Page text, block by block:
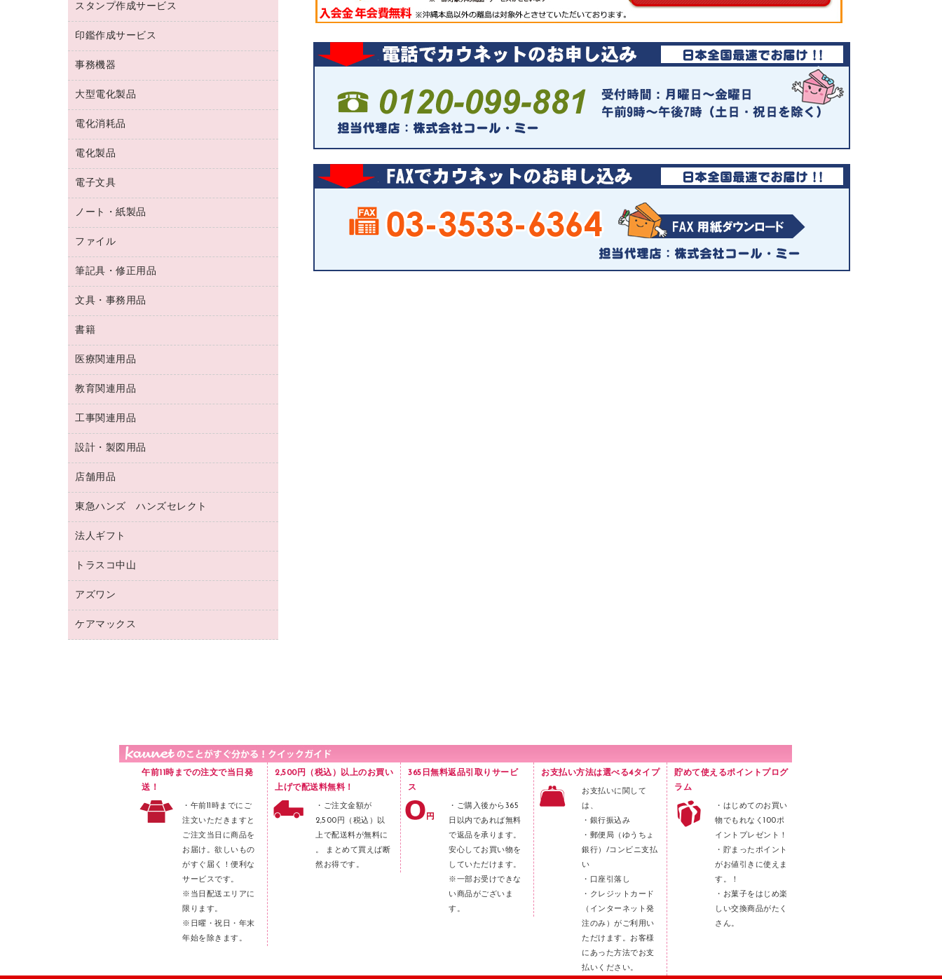
梱包用品
梱包用テープ
園芸用品
ペット用品
ソフトドリンク
コーヒーメーカー・備品
インスタントコーヒー
掃除用洗剤
洗濯用品
消臭・芳香剤
殺虫剤
飲食用消耗品
ハンドソープ・石鹸
トイレ用品
トイレ用洗剤
ティッシュペーパー
ダストボックス
タオル・アメニティ用品
スリッパ・サンダル・シューズ
スポーツ・レジャー用品
ゴミ袋
キッチン用品
食品添加物製品
ゴム印作成サービス
ゴム印（一行印）作成サービス
ゴム印（フリーサイズ印）作成サービス
スタンプ作成サービス
シヤチハタスタンプ作成サービス
カウネットスタンプ作成サービス
印鑑作成サービス
印鑑作成サービス
事務機器
大型シュレッダー（共配）
レーザーポインター
ラミネートフィルム
ラミネータ
タイムレコーダー
シュレッダ
ＯＨＰ用品
大型電化製品
冷蔵庫・キッチン・調理家電
テレビ・ＡＶ機器
電化消耗品
電球・蛍光灯
乾電池・充電池
フィルム・カメラ用品
デスクライト
アルバム
電化製品
掃除機・クリーナー
空調・季節家電
その他電化製品
キッチン・調理家電
ＯＡタップ／延長コード
電子文具
電卓
ラベルテープ
その他電子文具
ノート・紙製品
封筒
伝票
典礼用品
帳簿
額縁
各種用紙
ルーズリーフ
ファイル
名刺整理用品
板目表紙・綴込表紙
背幅が伸びるファイル
統一伝票用ファイル
収納保存用品
レターファイル
リングファイル
プレゼン用ファイル
ファイルボックス
パイプ式ファイル
その他ファイル
クリヤーホルダー
クリヤーブック（差替式）
クリヤーブック（固定式）
２穴リフィル・２穴インデックス
筆記具・修正用品
万年筆
消しゴム
修正液・修正ペン
修正テープ
鉛筆
マーキングペン（油性）
マーキングペン（水性）
ボールペン（油性）
ボールペン（ゲルインク）
シャープペンシル用替芯
文具・事務用品
輪ゴム
両面テープ
名札
保管・整理用品
壁面／足元収納
備品／小物ケース
透明テープ 事務用
電話台
針なしステープラー
紙めくり
裁断機
レターケース
ラベル類
メンディングテープ
メッシュケース／ペンケース
ブックエンド／ブックスタンド
書籍
パソコンソフト
医療関連用品
保健用品
使い捨て手袋
感染症対策用品
介護用品
医療関連用品
品）
教育関連用品
教育関連用品
工事関連用品
工事関連用品
設計・製図用品
設計・製図用品
店舗用品
店舗運営用品
陳列什器
紙手提げ袋
レジ・ポリ袋
ディスプレイ用品
カウンター／お会計用品
東急ハンズ ハンズセレクト
東急ハンズ
法人ギフト
高島屋
高島屋（食品・飲料）
カウネットギフト（食品・飲料）
トラスコ中山
建築・作業用品
アズワン
医療・介護用品（食品・飲料・食添製
品）
ケアマックス
午前11時までの注文で当日発
送！
・午前11時までにご
注文いただきますと
ご注文当日に商品を
お届け。欲しいもの
がすぐ届く！便利な
サービスです。
※当日配送エリアに
限ります。
※日曜・祝日・年末
年始を除きます。
2,500円（税込）以上のお買い
上げで配送料無料！
・ご注文金額が
2,500円（税込）以
上で配送料が無料に
。 まとめて買えば断
然お得です。
365日無料返品引取りサービ
ス
・ご購入後から365
日以内であれば無料
で返品を承ります。
安心してお買い物を
していただけます。
※一部お受けできな
い商品がございま
す。
お支払い方法は選べる4タイプ
お支払いに関して
は、
・銀行振込み
・郵便局（ゆうちょ
銀行）/コンビニ支払
い
・口座引落し
・クレジットカード
（インターネット発
注のみ）がご利用い
ただけます。お客様
にあった方法でお支
払いください。
貯めて使えるポイントプログ
ラム
・はじめてのお買い
物でもれなく100ポ
イントプレゼント！
・貯まったポイント
がお値引きに使えま
す。！
・お菓子をはじめ楽
しい交換商品がたく
さん。